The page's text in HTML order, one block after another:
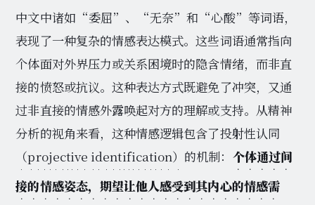
中文中诸如“委屈”、“无奈”和“心酸”等词语，
表现了一种复杂的情感表达模式。这些词语通常指向
个体面对外界压力或关系困境时的隐含情绪，而非直
接的愤怒或抗议。这种表达方式既避免了冲突，又通
过非直接的情感外露唤起对方的理解或支持。从精神
分析的视角来看，这种情感逻辑包含了投射性认同
（projective identification） 的机制： 个体通过间
接的情感姿态，期望让他人感受到其内心的情感需